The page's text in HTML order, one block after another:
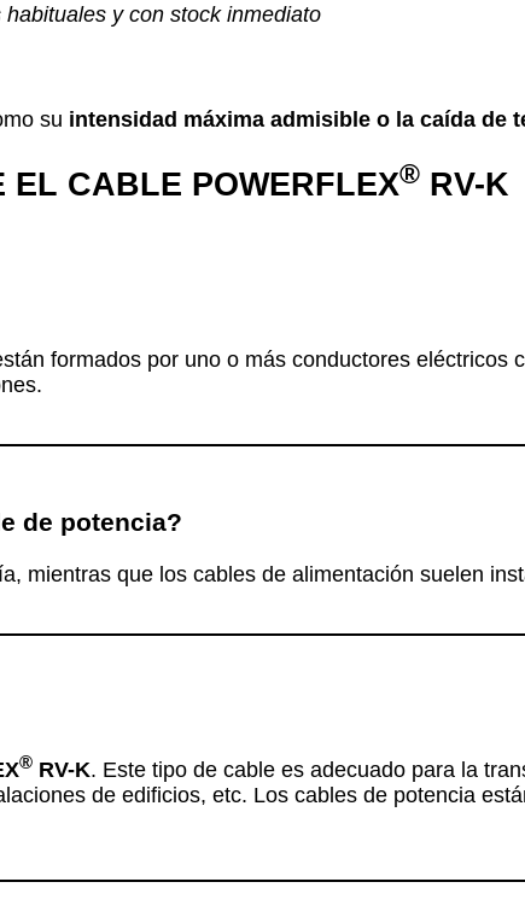
habituales y con stock inmediato
su intensidad máxima admisible o la caída de
EL CABLE POWERFLEX® RV-K
formados por uno o más conductores eléctricos
de potencia?
mientras que los cables de alimentación suelen
® RV-K. Este tipo de cable es adecuado para la
de edificios, etc. Los cables de potencia